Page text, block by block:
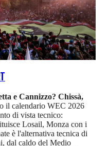
e Cannizzo? Chissà,
il calendario WEC 2026
di vista tecnico:
Losail, Monza con i
è l'alternativa tecnica di
dal caldo del Medio